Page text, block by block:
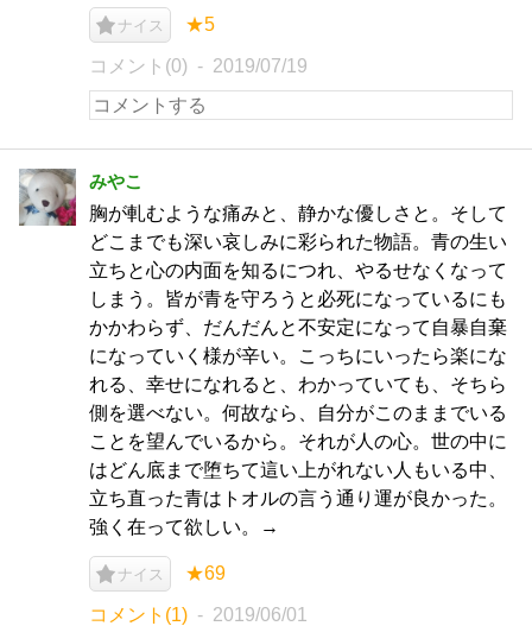
ナイス ★5
コメント(0) 2019/07/19
みやこ
胸が軋むような痛みと、静かな優しさと。そして
どこまでも深い哀しみに彩られた物語。青の生い
立ちと心の内面を知るにつれ、やるせなくなって
しまう。皆が青を守ろうと必死になっているにも
かかわらず、だんだんと不安定になって自暴自棄
になっていく様が辛い。こっちにいったら楽にな
れる、幸せになれると、わかっていても、そちら
側を選べない。何故なら、自分がこのままでいる
ことを望んでいるから。それが人の心。世の中に
はどん底まで堕ちて這い上がれない人もいる中、
立ち直った青はトオルの言う通り運が良かった。
強く在って欲しい。→
ナイス ★69
コメント(1) 2019/06/01